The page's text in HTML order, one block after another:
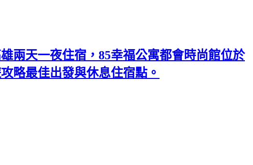
兩天一夜住宿，85幸福公寓都會時尚館位於
略最佳出發與休息住宿點。